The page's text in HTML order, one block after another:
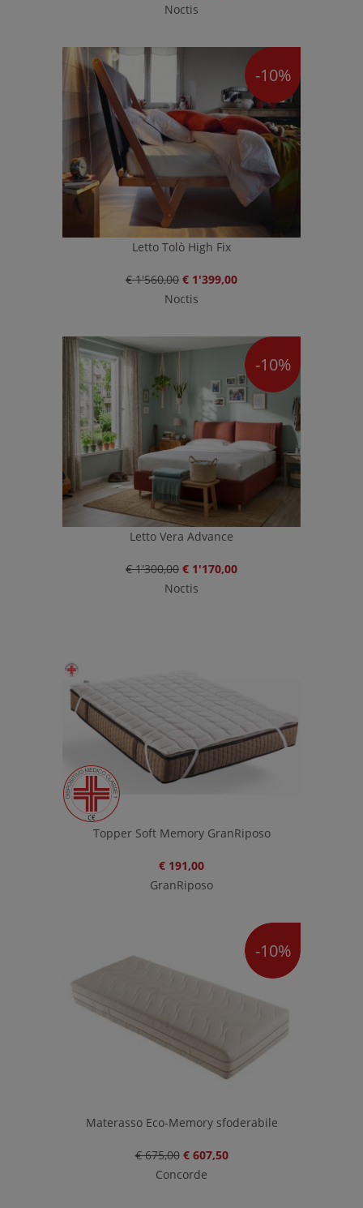
Noctis
-10%
Letto Tolò High Fix
€ 1'560,00 € 1'399,00
Noctis
-10%
Letto Vera Advance
€ 1'300,00 € 1'170,00
Noctis
Topper Soft Memory GranRiposo
€ 191,00
GranRiposo
-10%
Materasso Eco-Memory sfoderabile
€ 675,00 € 607,50
Concorde